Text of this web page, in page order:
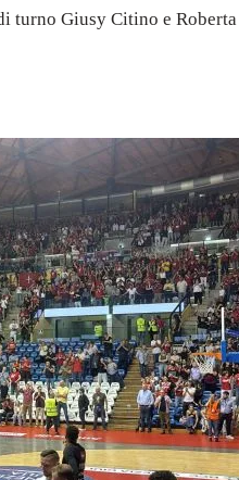
Giusy Citino e Roberta